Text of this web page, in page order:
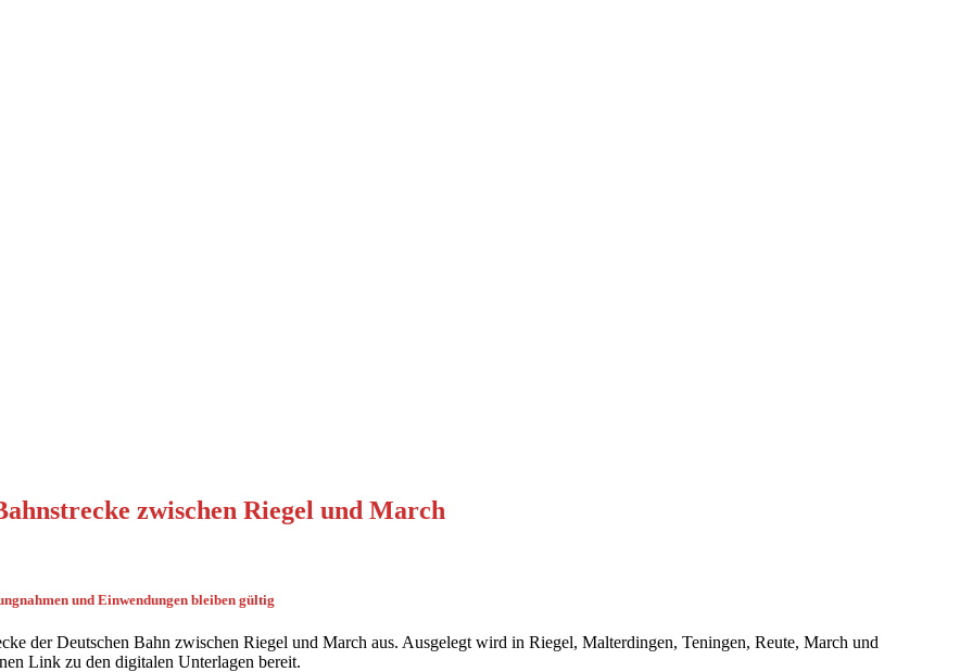
zwischen Riegel und March
und Einwendungen bleiben gültig
der Deutschen Bahn zwischen Riegel und March aus. Ausgelegt wird in Riegel, Malterdingen, Teningen, Reute, March und
Link zu den digitalen Unterlagen bereit.